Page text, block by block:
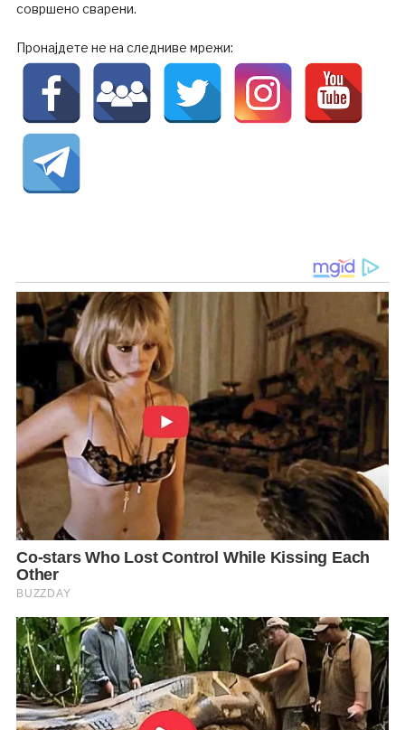
совршено сварени.
Пронајдете не на следниве мрежи: